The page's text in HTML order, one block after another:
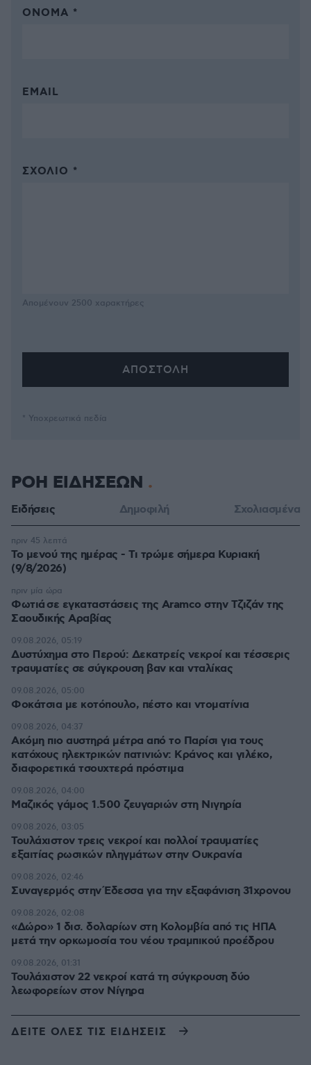
ΌΝΟΜΑ *
EMAIL
ΣΧΌΛΙΟ *
Απομένουν 2500 χαρακτήρες
* Υποχρεωτικά πεδία
ΡΟΗ ΕΙΔΗΣΕΩΝ
Ειδήσεις Δημοφιλή Σχολιασμένα
Το μενού της ημέρας - Τι τρώμε σήμερα Κυριακή
(9/8/2026)
πριν 45 λεπτά
Φωτιά σε εγκαταστάσεις της Aramco στην Τζιζάν της
Σαουδικής Αραβίας
πριν μία ώρα
Δυστύχημα στο Περού: Δεκατρείς νεκροί και τέσσερις
τραυματίες σε σύγκρουση βαν και νταλίκας
09.08.2026, 05:19
Φοκάτσια με κοτόπουλο, πέστο και ντοματίνια
09.08.2026, 05:00
Ακόμη πιο αυστηρά μέτρα από το Παρίσι για τους
κατόχους ηλεκτρικών πατινιών: Κράνος και γιλέκο,
διαφορετικά τσουχτερά πρόστιμα
09.08.2026, 04:37
Μαζικός γάμος 1.500 ζευγαριών στη Νιγηρία
09.08.2026, 04:00
Τουλάχιστον τρεις νεκροί και πολλοί τραυματίες
εξαιτίας ρωσικών πληγμάτων στην Ουκρανία
09.08.2026, 03:05
Συναγερμός στην Έδεσσα για την εξαφάνιση 31χρονου
09.08.2026, 02:46
«Δώρο» 1 δισ. δολαρίων στη Κολομβία από τις ΗΠΑ
μετά την ορκωμοσία του νέου τραμπικού προέδρου
09.08.2026, 02:08
Τουλάχιστον 22 νεκροί κατά τη σύγκρουση δύο
λεωφορείων στον Νίγηρα
09.08.2026, 01:31
ΔΕΙΤΕ ΟΛΕΣ ΤΙΣ ΕΙΔΗΣΕΙΣ